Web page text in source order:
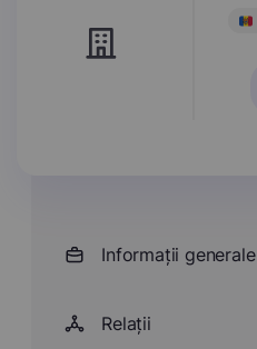
Informații generale
Relații